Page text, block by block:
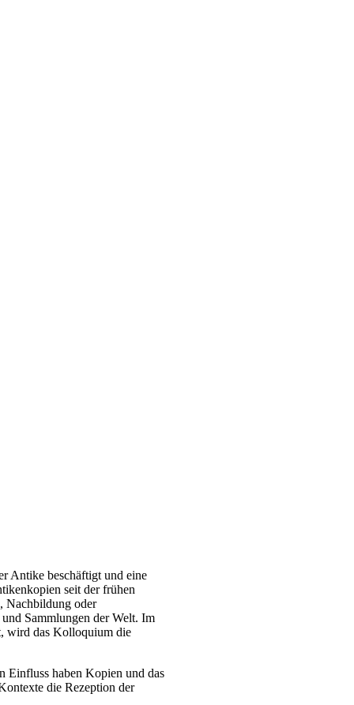
Antike beschäftigt und eine
seit der frühen
Nachbildung oder
Sammlungen der Welt. Im
wird das Kolloquium die
Einfluss haben Kopien und das
die Rezeption der